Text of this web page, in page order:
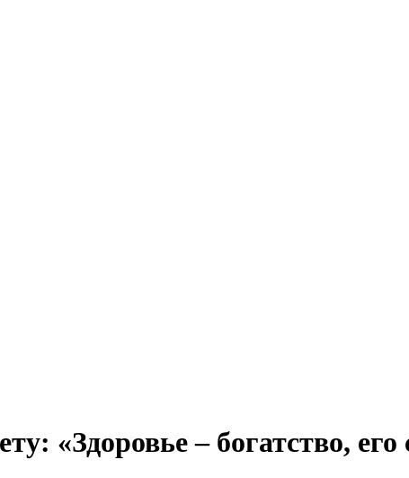
«Здоровье – богатство,